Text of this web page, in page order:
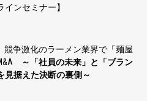
ンセミナー】
競争激化のラーメン業界で「麺屋
～「社員の未来」と「ブラン
見据えた決断の裏側～